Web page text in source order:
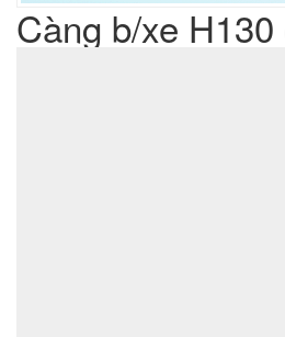
Càng b/xe